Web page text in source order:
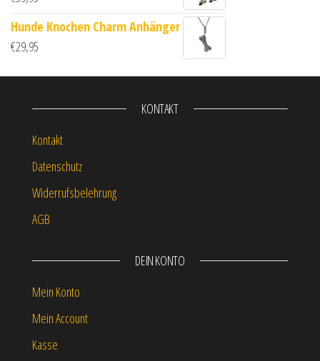
Hunde Knochen Charm Anhänger
€29,95
KONTAKT
Kontakt
Datenschutz
Widerrufsbelehrung
AGB
DEIN KONTO
Mein Konto
Mein Account
Kasse